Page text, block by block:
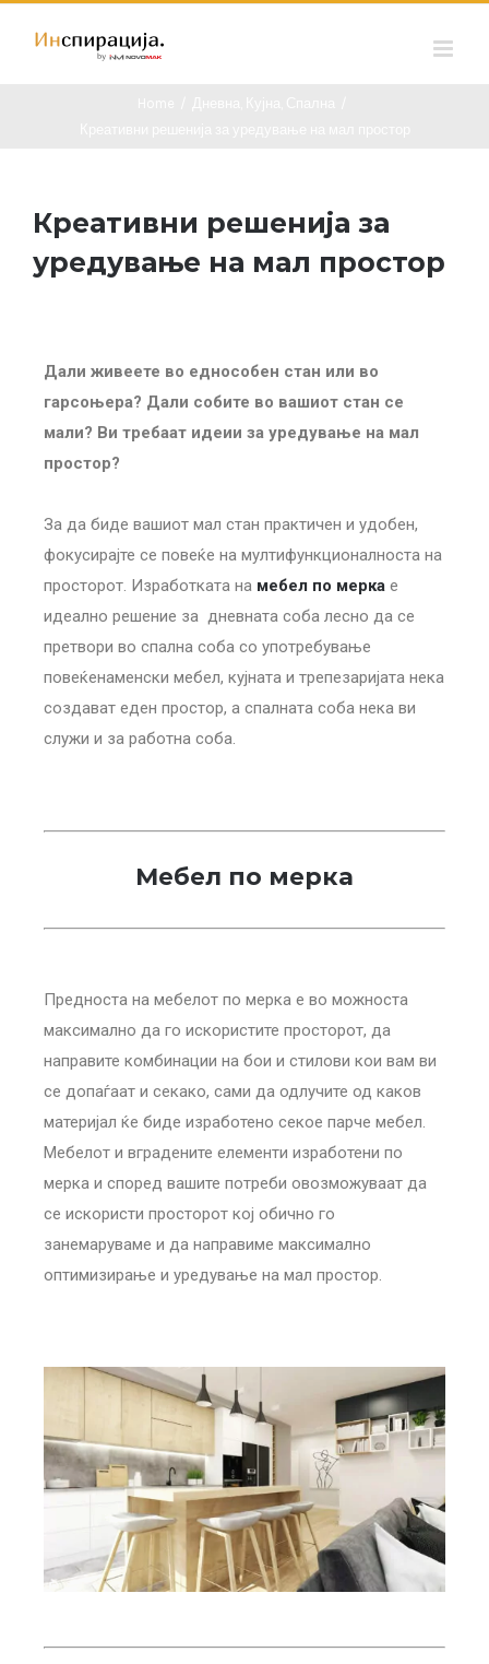
Креативни решенија за
уредување на мал простор
Дали живеете во еднособен стан или во
гарсоњера? Дали собите во вашиот стан се
мали? Ви требаат идеии за уредување на мал
простор?
За да биде вашиот мал стан практичен и удобен,
фокусирајте се повеќе на мултифункционалноста на
просторот. Изработката на мебел по мерка е
идеално решение за дневната соба лесно да се
претвори во спална соба со употребување
повеќенаменски мебел, кујната и трепезаријата нека
создават еден простор, а спалната соба нека ви
служи и за работна соба.
Мебел по мерка
Предноста на мебелот по мерка е во можноста
максимално да го искористите просторот, да
направите комбинации на бои и стилови кои вам ви
се допаѓаат и секако, сами да одлучите од каков
материјал ќе биде изработено секое парче мебел.
Мебелот и вградените елементи изработени по
мерка и според вашите потреби овозможуваат да
се искористи просторот кој обично го
занемаруваме и да направиме максимално
оптимизирање и уредување на мал простор.